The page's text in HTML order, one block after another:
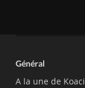
Général
A la une de Koaci